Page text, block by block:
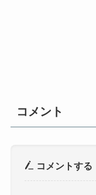
コメント
コメントする